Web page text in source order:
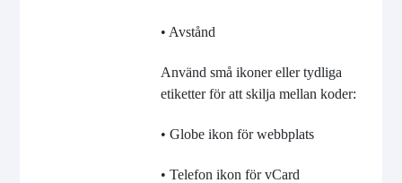
• Avstånd
Använd små ikoner eller tydliga
etiketter för att skilja mellan koder:
• Globe ikon för webbplats
• Telefon ikon för vCard